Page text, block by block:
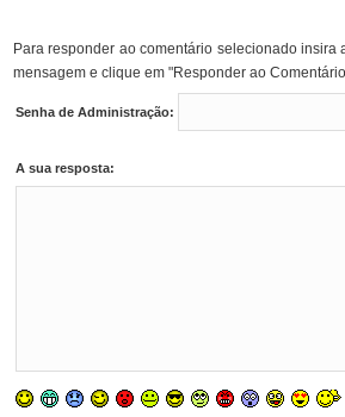
Para responder ao comentário selecionado
mensagem e clique em "Responder ao
Senha de Administração:
A sua resposta: